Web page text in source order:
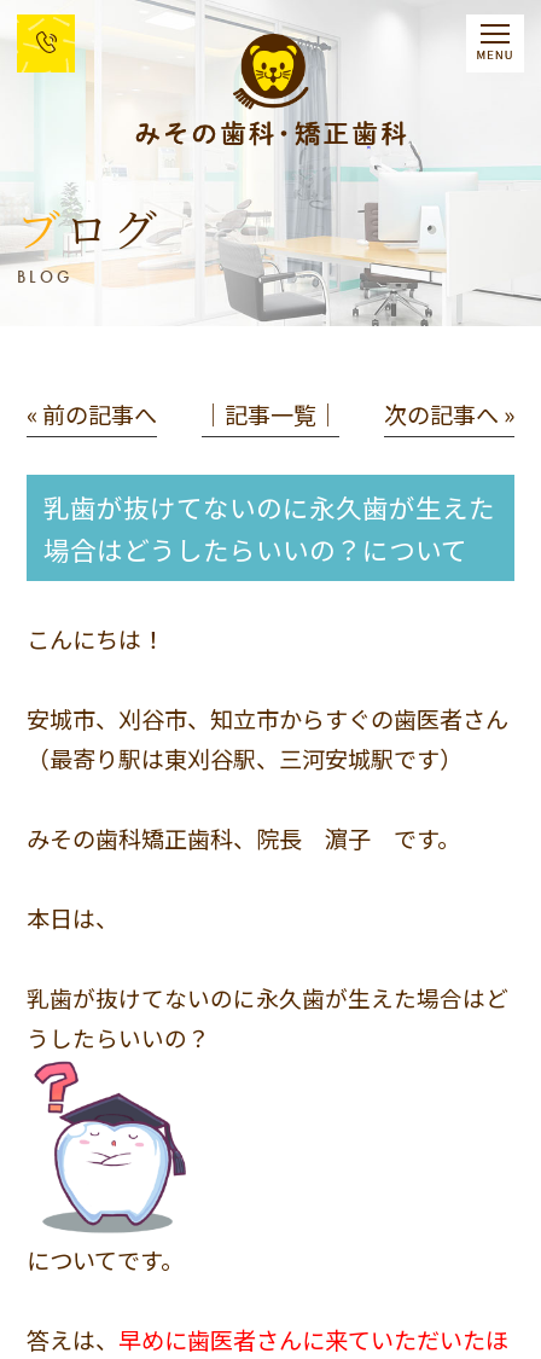
ブログ
BLOG
« 前の記事へ │記事一覧│ 次の記事へ »
乳歯が抜けてないのに永久歯が生えた
場合はどうしたらいいの？について
こんにちは！
安城市、刈谷市、知立市からすぐの歯医者さん
（最寄り駅は東刈谷駅、三河安城駅です）
みその歯科矯正歯科、院長 濵子 です。
本日は、
乳歯が抜けてないのに永久歯が生えた場合はど
うしたらいいの？
についてです。
答えは、早めに歯医者さんに来ていただいたほ